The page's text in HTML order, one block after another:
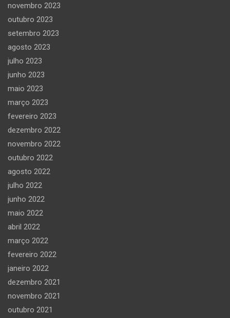
novembro 2023
outubro 2023
setembro 2023
agosto 2023
julho 2023
junho 2023
maio 2023
março 2023
fevereiro 2023
dezembro 2022
novembro 2022
outubro 2022
agosto 2022
julho 2022
junho 2022
maio 2022
abril 2022
março 2022
fevereiro 2022
janeiro 2022
dezembro 2021
novembro 2021
outubro 2021